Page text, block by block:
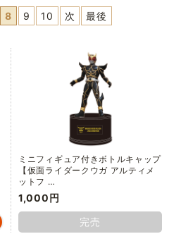
8 9 10 次 最後
ミニフィギュア付きボトルキャップ
【仮面ライダークウガ アルティメ
ットフ …
1,000円
完売